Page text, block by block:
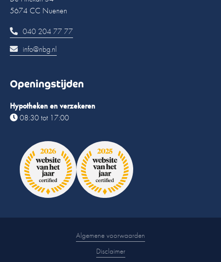
5674 CC Nuenen
040 204 77 77
info@nbg.nl
Openingstijden
Hypotheken en verzekeren
08:30 tot 17:00
Algemene voorwaarden
Disclaimer